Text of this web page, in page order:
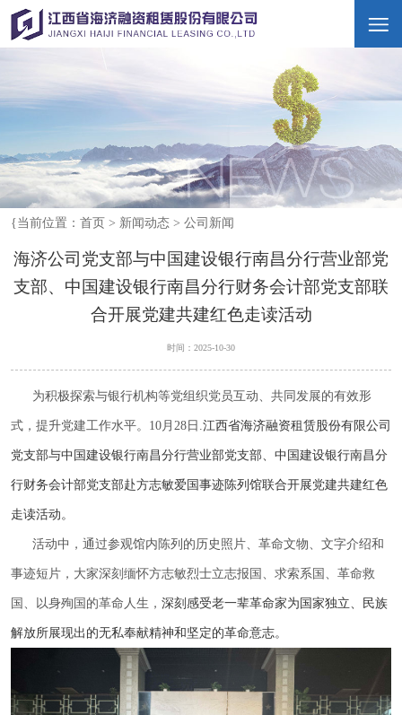
{当前位置： 首页> 新闻动态> 公司新闻
海济公司党支部与中国建设银行南昌分行营业部党
支部、中国建设银行南昌分行财务会计部党支部联
合开展党建共建红色走读活动
时间：2025-10-30
为积极探索与银行机构等党组织党员互动、共同发展的有效形
式，提升党建工作水平。10月28日. 江西省海济融资租赁股份有限公司
党支部与中国建设银行南昌分行营业部党支部、中国建设银行南昌分
行财务会计部党支部赴方志敏爱国事迹陈列馆联合开展党建共建红色
走读活动。
活动中，通过参观馆内陈列的历史照片、革命文物、文字介绍和
事迹短片，大家深刻缅怀方志敏烈士立志报国、求索系国、革命救
国、以身殉国的革命人生， 深刻感受老一辈革命家为国家独立、民族
解放所展现出的无私奉献精神和坚定的革命意志。